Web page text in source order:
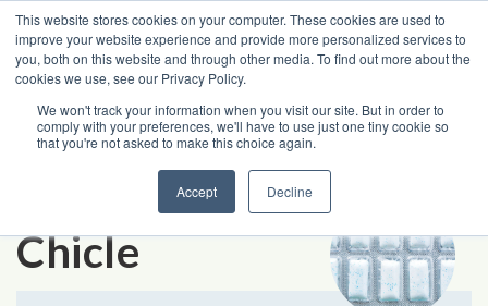
This website stores cookies on your computer. These cookies are used to
improve your website experience and provide more personalized services to
you, both on this website and through other media. To find out more about the
cookies we use, see our Privacy Policy.
We won't track your information when you visit our site. But in order to
comply with your preferences, we'll have to use just one tiny cookie so
that you're not asked to make this choice again.
Accept Decline
Ir al contenido
Índice de la A
a la Zex
Línea de ayuda del centro contra envenenamientos
1-800-222-1222
Chicle